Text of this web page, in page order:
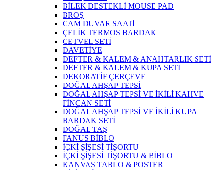
BİLEK DESTEKLİ MOUSE PAD
BROŞ
CAM DUVAR SAATİ
ÇELİK TERMOS BARDAK
CETVEL SETİ
DAVETİYE
DEFTER & KALEM & ANAHTARLIK SETİ
DEFTER & KALEM & KUPA SETİ
DEKORATİF ÇERÇEVE
DOĞAL AHŞAP TEPSİ
DOĞAL AHŞAP TEPSİ VE İKİLİ KAHVE
FİNCAN SETİ
DOĞAL AHŞAP TEPSİ VE İKİLİ KUPA
BARDAK SETİ
DOĞAL TAŞ
FANUS BİBLO
İÇKİ ŞİŞESİ TİŞORTU
İÇKİ ŞİŞESİ TİŞORTU & BİBLO
KANVAS TABLO & POSTER